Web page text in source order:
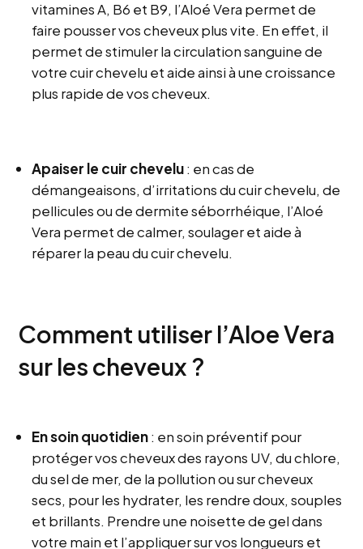
vitamines A, B6 et B9, l’Aloé Vera permet de
faire pousser vos cheveux plus vite. En effet, il
permet de stimuler la circulation sanguine de
votre cuir chevelu et aide ainsi à une croissance
plus rapide de vos cheveux.
Apaiser le cuir chevelu: en cas de
démangeaisons, d’irritations du cuir chevelu, de
pellicules ou de dermite séborrhéique, l’Aloé
Vera permet de calmer, soulager et aide à
réparer la peau du cuir chevelu.
Comment utiliser l’Aloe Vera
sur les cheveux ?
En soin quotidien: en soin préventif pour
protéger vos cheveux des rayons UV, du chlore,
du sel de mer, de la pollution ou sur cheveux
secs, pour les hydrater, les rendre doux, souples
et brillants. Prendre une noisette de gel dans
votre main et l’appliquer sur vos longueurs et